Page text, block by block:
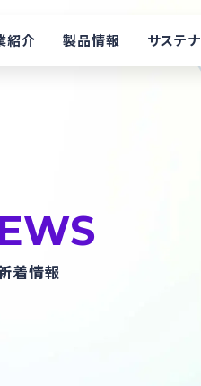
紹介 製品情報 サステ
着情報